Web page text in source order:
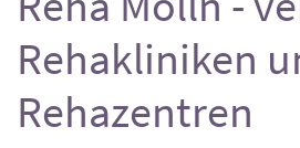
Rehakliniken
Rehazentren